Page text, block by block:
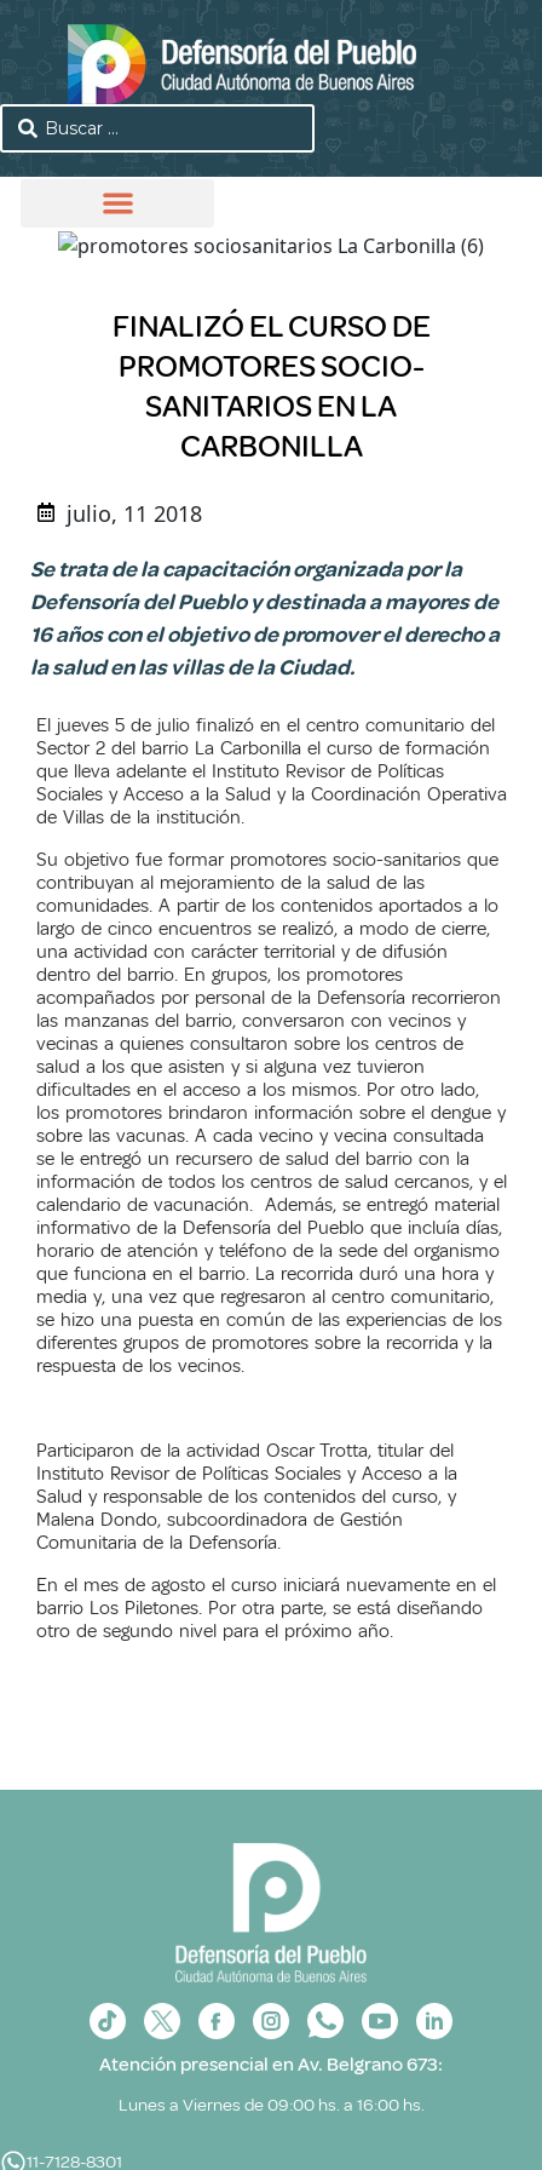
FINALIZÓ EL CURSO DE
PROMOTORES SOCIO-
SANITARIOS EN LA
CARBONILLA
julio, 11 2018
Se trata de la capacitación organizada por la
Defensoría del Pueblo y destinada a mayores de
16 años con el objetivo de promover el derecho a
la salud en las villas de la Ciudad.
El jueves 5 de julio finalizó en el centro comunitario del
Sector 2 del barrio La Carbonilla el curso de formación
que lleva adelante el Instituto Revisor de Políticas
Sociales y Acceso a la Salud y la Coordinación Operativa
de Villas de la institución.
Su objetivo fue formar promotores socio-sanitarios que
contribuyan al mejoramiento de la salud de las
comunidades. A partir de los contenidos aportados a lo
largo de cinco encuentros se realizó, a modo de cierre,
una actividad con carácter territorial y de difusión
dentro del barrio. En grupos, los promotores
acompañados por personal de la Defensoría recorrieron
las manzanas del barrio, conversaron con vecinos y
vecinas a quienes consultaron sobre los centros de
salud a los que asisten y si alguna vez tuvieron
dificultades en el acceso a los mismos. Por otro lado,
los promotores brindaron información sobre el dengue y
sobre las vacunas. A cada vecino y vecina consultada
se le entregó un recursero de salud del barrio con la
información de todos los centros de salud cercanos, y el
calendario de vacunación. Además, se entregó material
informativo de la Defensoría del Pueblo que incluía días,
horario de atención y teléfono de la sede del organismo
que funciona en el barrio. La recorrida duró una hora y
media y, una vez que regresaron al centro comunitario,
se hizo una puesta en común de las experiencias de los
diferentes grupos de promotores sobre la recorrida y la
respuesta de los vecinos.
Participaron de la actividad Oscar Trotta, titular del
Instituto Revisor de Políticas Sociales y Acceso a la
Salud y responsable de los contenidos del curso, y
Malena Dondo, subcoordinadora de Gestión
Comunitaria de la Defensoría.
En el mes de agosto el curso iniciará nuevamente en el
barrio Los Piletones. Por otra parte, se está diseñando
otro de segundo nivel para el próximo año.
Atención presencial en Av. Belgrano 673:
Lunes a Viernes de 09:00 hs. a 16:00 hs.
11-7128-8301